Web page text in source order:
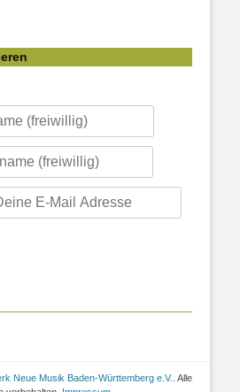
Neue Musik Baden-Württemberg e.V. . Alle